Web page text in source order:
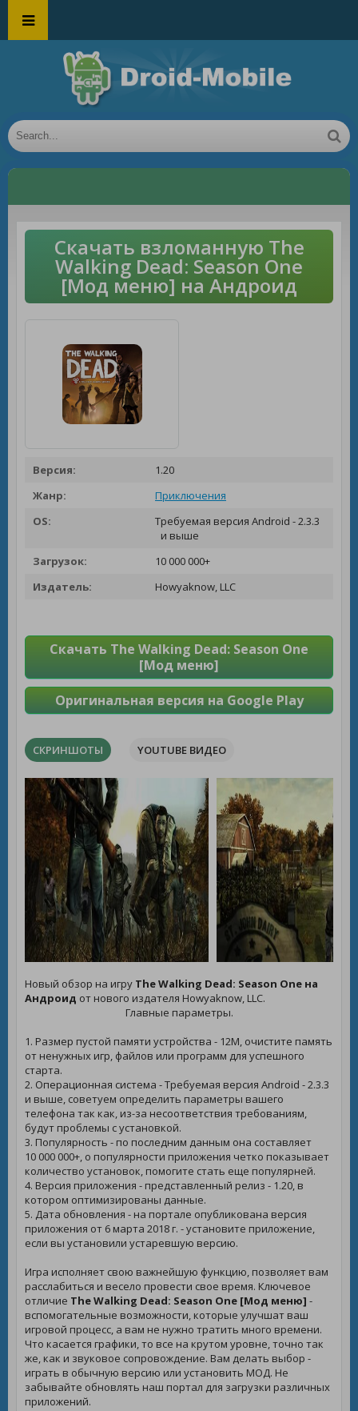
Скачать взломанную The
Walking Dead: Season One
[Мод меню] на Андроид
Версия:
1.20
Жанр:
Приключения
OS:
Требуемая версия Android - 2.3.3
и выше
Загрузок:
10 000 000+
Издатель:
Howyaknow, LLC
Скачать The Walking Dead: Season One
[Мод меню]
Оригинальная версия на Google Play
СКРИНШОТЫ YOUTUBE ВИДЕО
Новый обзор на игру The Walking Dead: Season One на
Андроид от нового издателя Howyaknow, LLC.
Главные параметры.
1. Размер пустой памяти устройства - 12M, очистите память
от ненужных игр, файлов или программ для успешного
старта.
2. Операционная система - Требуемая версия Android - 2.3.3
и выше, советуем определить параметры вашего
телефона так как, из-за несоответствия требованиям,
будут проблемы с установкой.
3. Популярность - по последним данным она составляет
10 000 000+, о популярности приложения четко показывает
количество установок, помогите стать еще популярней.
4. Версия приложения - представленный релиз - 1.20, в
котором оптимизированы данные.
5. Дата обновления - на портале опубликована версия
приложения от 6 марта 2018 г. - установите приложение,
если вы установили устаревшую версию.
Игра исполняет свою важнейшую функцию, позволяет вам
расслабиться и весело провести свое время. Ключевое
отличие The Walking Dead: Season One [Мод меню] -
вспомогательные возможности, которые улучшат ваш
игровой процесс, а вам не нужно тратить много времени.
Что касается графики, то все на крутом уровне, точно так
же, как и звуковое сопровождение. Вам делать выбор -
играть в обычную версию или установить МОД. Не
забывайте обновлять наш портал для загрузки различных
приложений.